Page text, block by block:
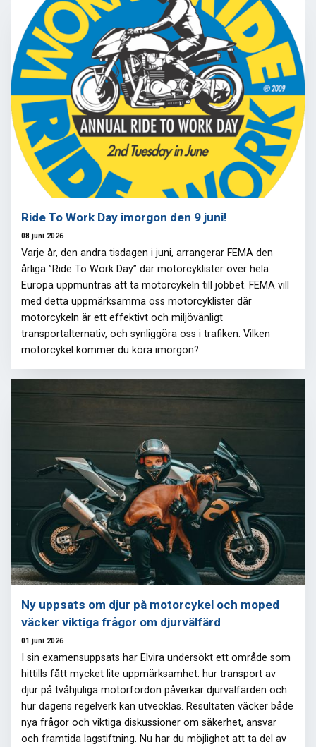
Ride To Work Day imorgon den 9 juni!
08 juni 2026
Varje år, den andra tisdagen i juni, arrangerar FEMA den
årliga ”Ride To Work Day” där motorcyklister över hela
Europa uppmuntras att ta motorcykeln till jobbet. FEMA vill
med detta uppmärksamma oss motorcyklister där
motorcykeln är ett effektivt och miljövänligt
transportalternativ, och synliggöra oss i trafiken. Vilken
motorcykel kommer du köra imorgon?
Ny uppsats om djur på motorcykel och moped
väcker viktiga frågor om djurvälfärd
01 juni 2026
I sin examensuppsats har Elvira undersökt ett område som
hittills fått mycket lite uppmärksamhet: hur transport av
djur på tvåhjuliga motorfordon påverkar djurvälfärden och
hur dagens regelverk kan utvecklas. Resultaten väcker både
nya frågor och viktiga diskussioner om säkerhet, ansvar
och framtida lagstiftning. Nu har du möjlighet att ta del av